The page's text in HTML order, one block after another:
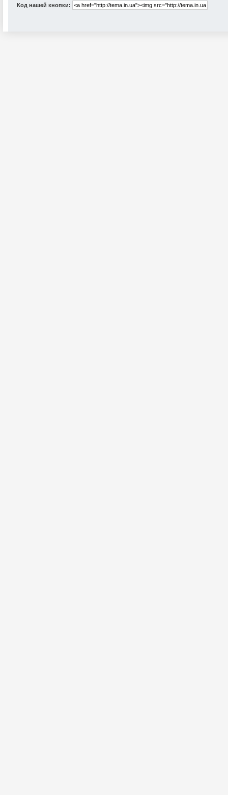
Код нашей кнопки: